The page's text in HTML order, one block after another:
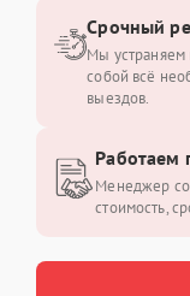
Срочный
Мы устраняем
собой всё
выездов.
Работаем
Менеджер
стоимость,